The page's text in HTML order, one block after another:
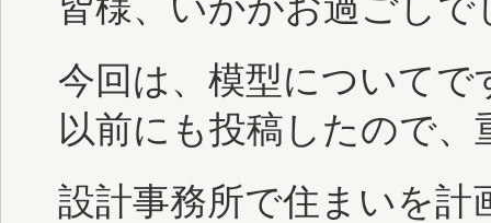
今回は、模型についてで
以前にも投稿したので
設計事務所で住まいを